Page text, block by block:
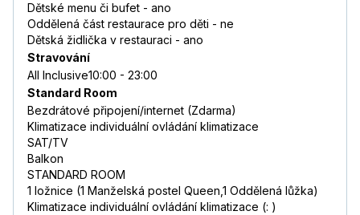
Dětské menu či bufet - ano
Oddělená část restaurace pro děti - ne
Dětská židlička v restauraci - ano
Stravování
All Inclusive10:00 - 23:00
Standard Room
Bezdrátové připojení/internet (Zdarma)
Klimatizace individuální ovládání klimatizace
SAT/TV
Balkon
STANDARD ROOM
1 ložnice (1 Manželská postel Queen,1 Oddělená lůžka)
Klimatizace individuální ovládání klimatizace (: )